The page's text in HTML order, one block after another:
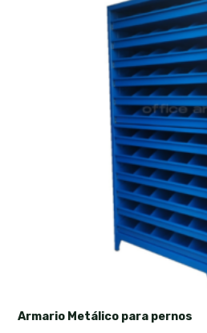
Armario Metálico para pernos